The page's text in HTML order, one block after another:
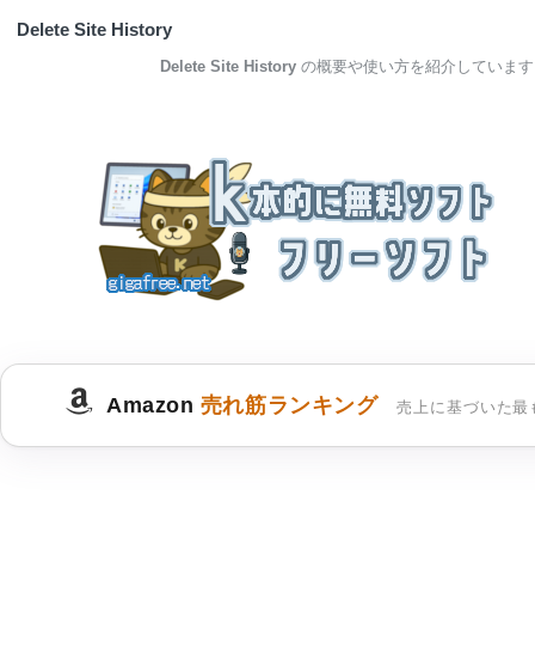
Delete Site History
Delete Site History の概要や使い方を紹介しています
Amazon 売れ筋ランキング 売上に基づいた最